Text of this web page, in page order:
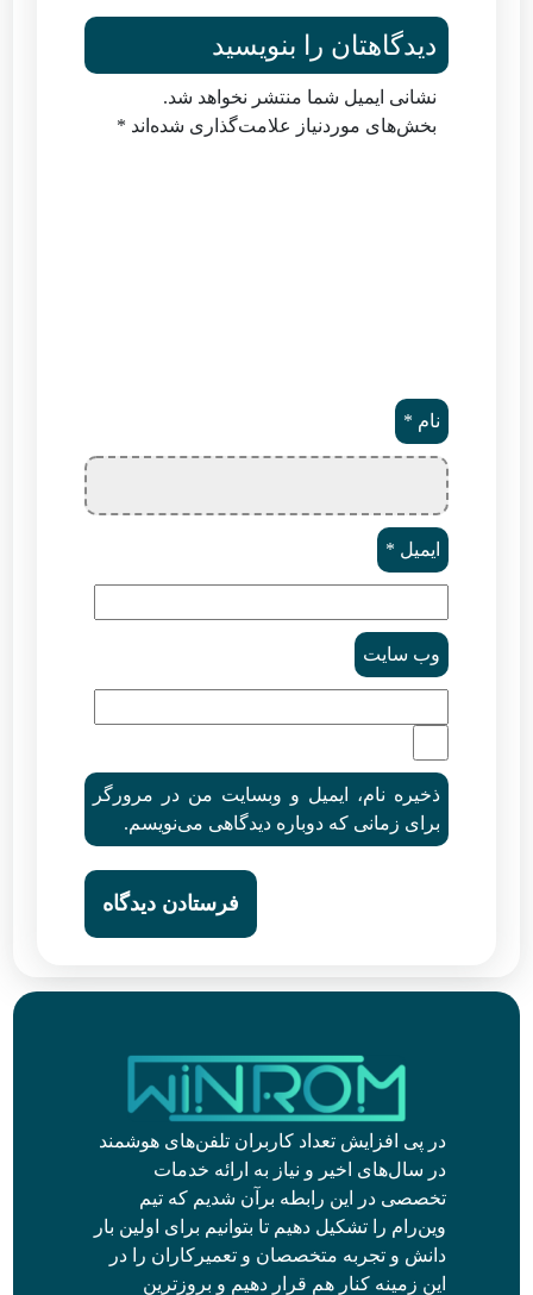
دیدگاهتان را بنویسید
نشانی ایمیل شما منتشر نخواهد شد.
بخش‌های موردنیاز علامت‌گذاری شده‌اند *
نام *
ایمیل *
وب‌ سایت
ذخیره نام، ایمیل و وبسایت من در مرورگر
برای زمانی که دوباره دیدگاهی می‌نویسم.
در پی افزایش تعداد کاربران تلفن‌های هوشمند
در سال‌های اخیر و نیاز به ارائه خدمات
تخصصی در این رابطه برآن شدیم که تیم
وین‌رام را تشکیل دهیم تا بتوانیم برای اولین بار
دانش و تجربه متخصصان و تعمیرکاران را در
این زمینه کنار هم قرار دهیم و بروزترین